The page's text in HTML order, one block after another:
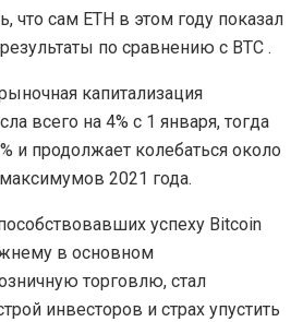
что сам ETH в этом году показал
по сравнению с BTC .
капитализация
всего на 4% с 1 января, тогда
и продолжает колебаться около
2021 года.
успеху Bitcoin
в основном
торговлю, стал
инвесторов и страх упустить